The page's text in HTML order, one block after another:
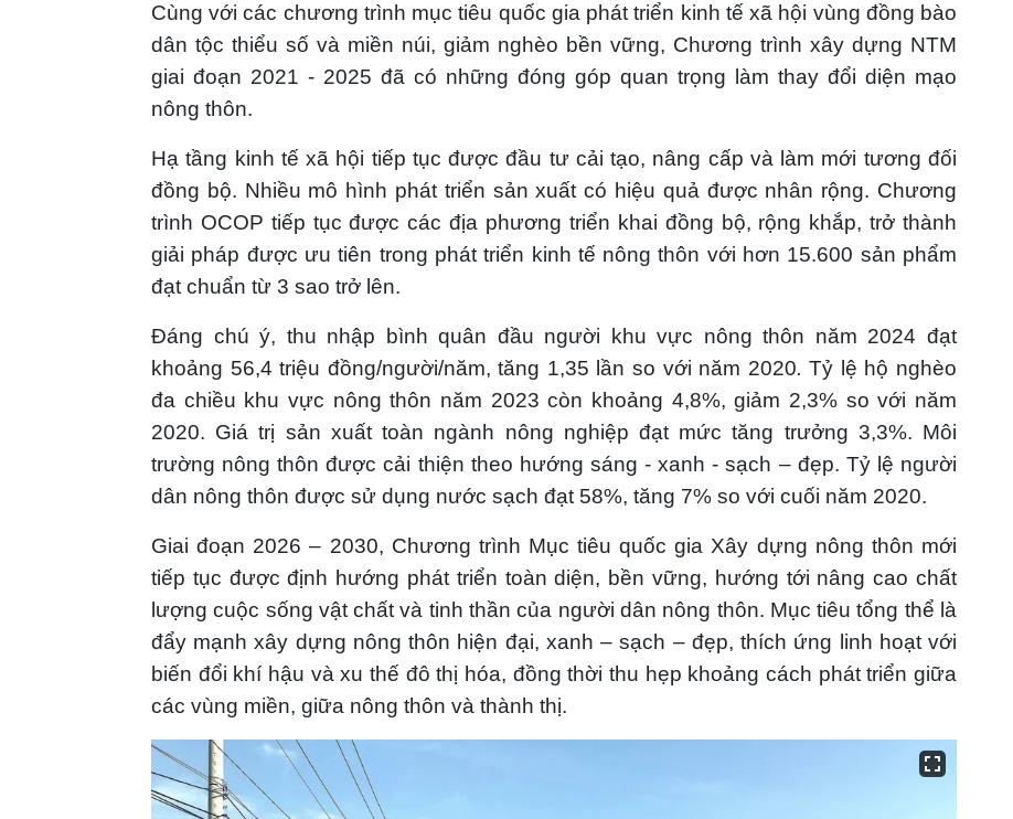
Cùng với các chương trình mục tiêu quốc gia phát triển kinh tế xã hội vùng đồng bào
dân tộc thiểu số và miền núi, giảm nghèo bền vững, Chương trình xây dựng NTM
giai đoạn 2021 - 2025 đã có những đóng góp quan trọng làm thay đổi diện mạo
nông thôn.
Hạ tầng kinh tế xã hội tiếp tục được đầu tư cải tạo, nâng cấp và làm mới tương đối
đồng bộ. Nhiều mô hình phát triển sản xuất có hiệu quả được nhân rộng. Chương
trình OCOP tiếp tục được các địa phương triển khai đồng bộ, rộng khắp, trở thành
giải pháp được ưu tiên trong phát triển kinh tế nông thôn với hơn 15.600 sản phẩm
đạt chuẩn từ 3 sao trở lên.
Đáng chú ý, thu nhập bình quân đầu người khu vực nông thôn năm 2024 đạt
khoảng 56,4 triệu đồng/người/năm, tăng 1,35 lần so với năm 2020.Tỷ lệ hộ nghèo
đa chiều khu vực nông thôn năm 2023 còn khoảng 4,8%, giảm 2,3% so với năm
2020. Giá trị sản xuất toàn ngành nông nghiệp đạt mức tăng trưởng 3,3%. Môi
trường nông thôn được cải thiện theo hướng sáng - xanh - sạch – đẹp. Tỷ lệ người
dân nông thôn được sử dụng nước sạch đạt 58%, tăng 7% so với cuối năm 2020.
Giai đoạn 2026 – 2030, Chương trình Mục tiêu quốc gia Xây dựng nông thôn mới
tiếp tục được định hướng phát triển toàn diện, bền vững, hướng tới nâng cao chất
lượng cuộc sống vật chất và tinh thần của người dân nông thôn. Mục tiêu tổng thể là
đẩy mạnh xây dựng nông thôn hiện đại, xanh – sạch – đẹp, thích ứng linh hoạt với
biến đổi khí hậu và xu thế đô thị hóa, đồng thời thu hẹp khoảng cách phát triển giữa
các vùng miền, giữa nông thôn và thành thị.